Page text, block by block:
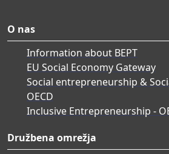
O nas
Information about BEPT
EU Social Economy Gateway
Social entrepreneurship &
OECD
Inclusive Entrepreneurship -
Družbena omrežja